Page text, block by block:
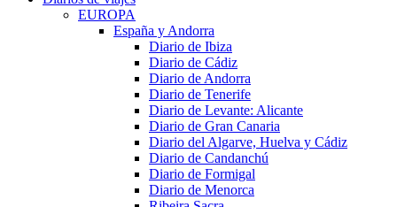
EUROPA
España y Andorra
Diario de Ibiza
Diario de Cádiz
Diario de Andorra
Diario de Tenerife
Diario de Levante: Alicante
Diario de Gran Canaria
Diario del Algarve, Huelva y Cádiz
Diario de Candanchú
Diario de Formigal
Diario de Menorca